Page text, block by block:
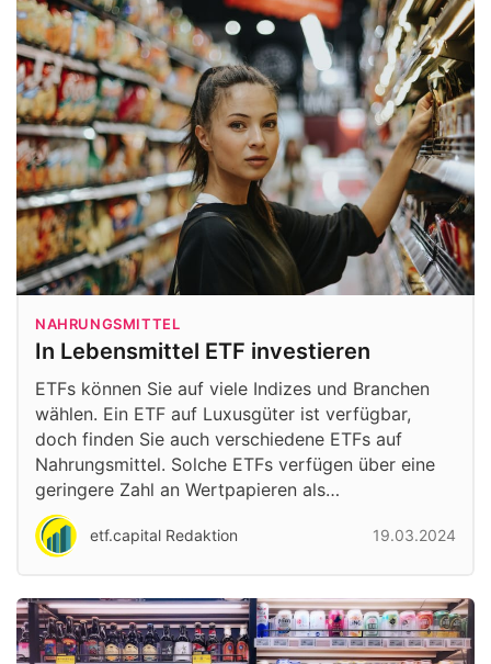
NAHRUNGSMITTEL
In Lebensmittel ETF investieren
ETFs können Sie auf viele Indizes und Branchen
wählen. Ein ETF auf Luxusgüter ist verfügbar,
doch finden Sie auch verschiedene ETFs auf
Nahrungsmittel. Solche ETFs verfügen über eine
geringere Zahl an Wertpapieren als…
etf.capital Redaktion 19.03.2024